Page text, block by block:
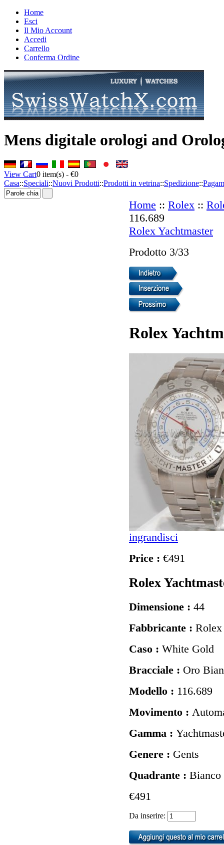
Home
Esci
Il Mio Account
Accedi
Carrello
Conferma Ordine
Mens digitale orologi and
View Cart0 item(s) - €0
Casa::Speciali::Nuovi Prodotti::Prodotti in vetrina::Spedizione::
Home :: Rolex ::
116.689
Rolex Yachtmaster
Prodotto 3/33
Rolex
ingrandisci
Price : €491
Rolex
Dimensione : 44
Fabbricante : Rolex
Caso : White Gold
Bracciale : Oro
Modello : 116.689
Movimento :
Gamma :
Genere : Gents
Quadrante : Bianco
€491
Da inserire: